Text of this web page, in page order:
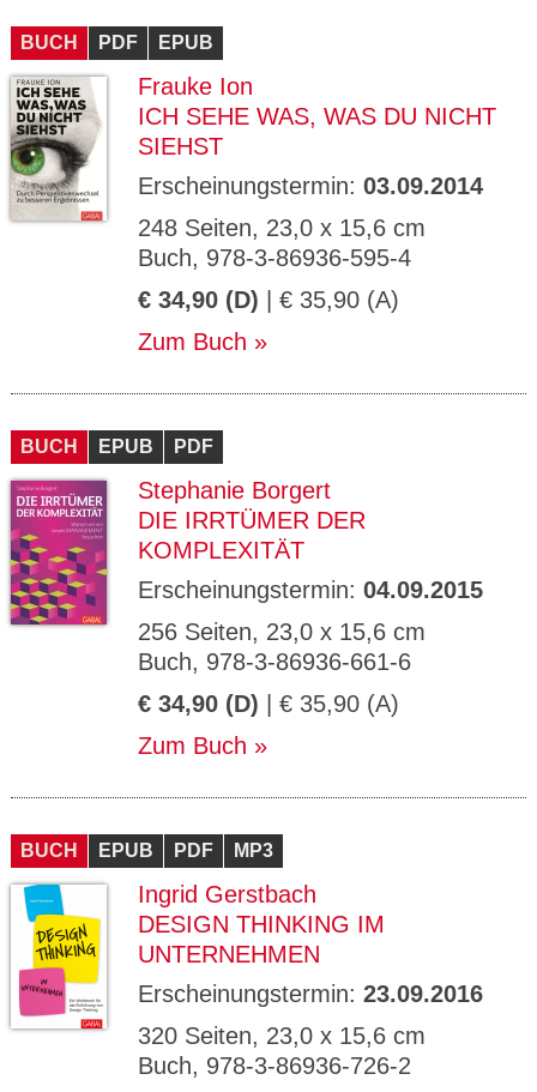
BUCH PDF EPUB
Frauke Ion
ICH SEHE WAS, WAS DU NICHT
SIEHST
Erscheinungstermin: 03.09.2014
248 Seiten, 23,0 x 15,6 cm
Buch, 978-3-86936-595-4
€ 34,90 (D) | € 35,90 (A)
Zum Buch
BUCH EPUB PDF
Stephanie Borgert
DIE IRRTÜMER DER
KOMPLEXITÄT
Erscheinungstermin: 04.09.2015
256 Seiten, 23,0 x 15,6 cm
Buch, 978-3-86936-661-6
€ 34,90 (D) | € 35,90 (A)
Zum Buch
BUCH EPUB PDF MP3
Ingrid Gerstbach
DESIGN THINKING IM
UNTERNEHMEN
Erscheinungstermin: 23.09.2016
320 Seiten, 23,0 x 15,6 cm
Buch, 978-3-86936-726-2